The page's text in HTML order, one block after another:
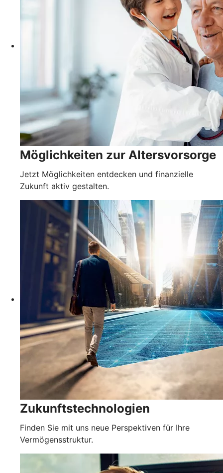
Möglichkeiten zur Altersvorsorge
Jetzt Möglichkeiten entdecken und finanzielle
Zukunft aktiv gestalten.
Zukunftstechnologien
Finden Sie mit uns neue Perspektiven für Ihre
Vermögensstruktur.